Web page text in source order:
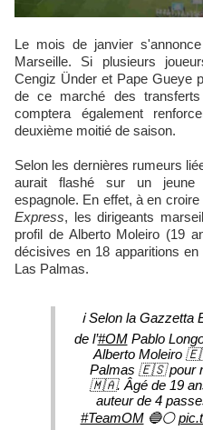
Le mois de janvier s'annonce très mouvementé du côté de
Marseille. Si plusieurs
Cengiz Ünder et Pape Gueye
de ce marché des
comptera également
deuxième moitié de saison.
Selon les dernières rumeurs
aurait flashé sur un jeune
espagnole. En effet, à en
Express, les dirigeants
profil de Alberto Moleiro (19
décisives en 18 apparitions
Las Palmas.
ℹ️ Selon la
de l’#OMPablo
Alberto Moleiro
Palmas 🇪🇸 pour
🇲🇦. Âgé de 19
auteur de 4
#TeamOM🔵⚪️